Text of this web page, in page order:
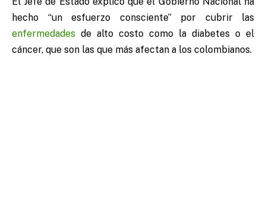
hecho “un esfuerzo consciente” por cubrir las
enfermedades de alto costo como la diabetes o el
cáncer, que son las que más afectan a los colombianos.